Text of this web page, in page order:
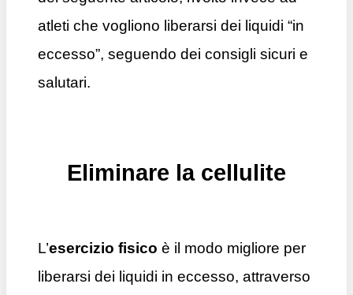
atleti che vogliono liberarsi dei liquidi “in
eccesso”, seguendo dei consigli sicuri e
salutari.
Eliminare la cellulite
L’esercizio fisico è il modo migliore per
liberarsi dei liquidi in eccesso, attraverso